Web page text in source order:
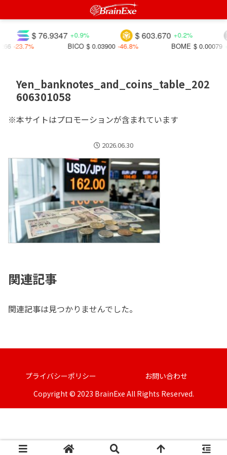
$ 603.670 +0.2%
$ 76.9347 +0.9%
BOME $ 0.00079
BICO $ 0.03900 -46.8%
-23.7%
Yen_banknotes_and_coins_table_202
606301058
※本サイトはプロモーションが含まれています
2026.06.30
関連記事
関連記事は見つかりませんでした。
プライバシーポリシー
お問い合わせ
Copyright © 2023 BrainExe All Rights Reserved.